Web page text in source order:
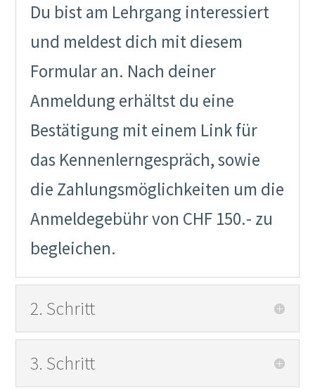
Du bist am Lehrgang interessiert
und meldest dich mit diesem
Formular an. Nach deiner
Anmeldung erhältst du eine
Bestätigung mit einem Link für
das Kennenlerngespräch, sowie
die Zahlungsmöglichkeiten um die
Anmeldegebühr von CHF 150.- zu
begleichen.
2. Schritt
3. Schritt